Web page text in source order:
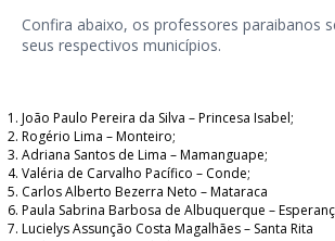
Confira abaixo, os professores paraibanos
seus respectivos municípios.
João Paulo Pereira da Silva – Princesa Isabel;
Rogério Lima – Monteiro;
Adriana Santos de Lima – Mamanguape;
Valéria de Carvalho Pacífico – Conde;
Carlos Alberto Bezerra Neto – Mataraca
Paula Sabrina Barbosa de Albuquerque –
Lucielys Assunção Costa Magalhães – Santa Rita